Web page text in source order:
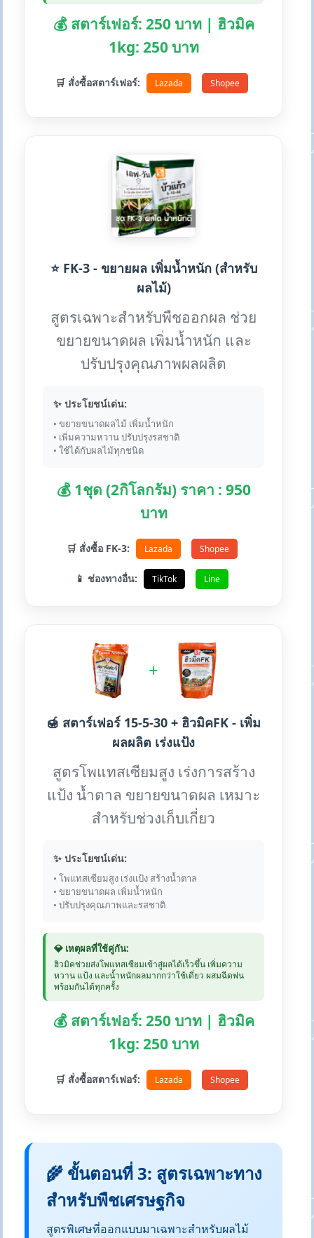
💰 สตาร์เฟอร์: 250 บาท | ฮิวมิค
1kg: 250 บาท
🛒 สั่งซื้อสตาร์เฟอร์: Lazada Shopee
⭐ FK-3 - ขยายผล เพิ่มน้ำหนัก (สำหรับ
ผลไม้)
สูตรเฉพาะสำหรับพืชออกผล ช่วย
ขยายขนาดผล เพิ่มน้ำหนัก และ
ปรับปรุงคุณภาพผลผลิต
✨ ประโยชน์เด่น:
• ขยายขนาดผลไม้ เพิ่มน้ำหนัก
• เพิ่มความหวาน ปรับปรุงรสชาติ
• ใช้ได้กับผลไม้ทุกชนิด
💰 1ชุด (2กิโลกรัม) ราคา : 950
บาท
🛒 สั่งซื้อ FK-3: Lazada Shopee
📱 ช่องทางอื่น: TikTok Line
+
🍯 สตาร์เฟอร์ 15-5-30 + ฮิวมิคFK - เพิ่ม
ผลผลิต เร่งแป้ง
สูตรโพแทสเซียมสูง เร่งการสร้าง
แป้ง น้ำตาล ขยายขนาดผล เหมาะ
สำหรับช่วงเก็บเกี่ยว
✨ ประโยชน์เด่น:
• โพแทสเซียมสูง เร่งแป้ง สร้างน้ำตาล
• ขยายขนาดผล เพิ่มน้ำหนัก
• ปรับปรุงคุณภาพและรสชาติ
💎 เหตุผลที่ใช้คู่กัน:
ฮิวมิคช่วยส่งโพแทสเซียมเข้าสู่ผลได้เร็วขึ้น เพิ่มความ
หวาน แป้ง และน้ำหนักผลมากกว่าใช้เดี่ยว ผสมฉีดพ่น
พร้อมกันได้ทุกครั้ง
💰 สตาร์เฟอร์: 250 บาท | ฮิวมิค
1kg: 250 บาท
🛒 สั่งซื้อสตาร์เฟอร์: Lazada Shopee
🌾 ขั้นตอนที่ 3: สูตรเฉพาะทาง
สำหรับพืชเศรษฐกิจ
สูตรพิเศษที่ออกแบบมาเฉพาะสำหรับผลไม้